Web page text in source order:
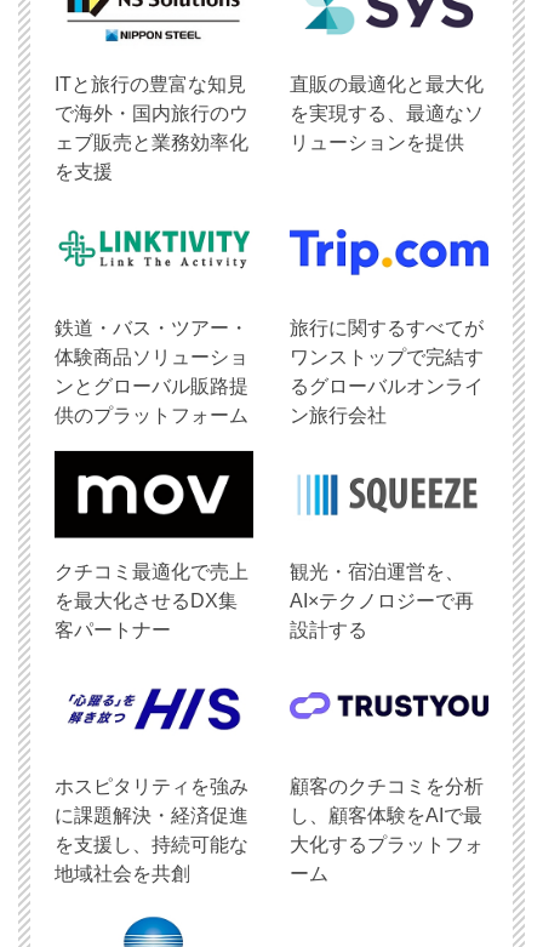
ITと旅行の豊富な知見
で海外・国内旅行のウ
ェブ販売と業務効率化
を支援
直販の最適化と最大化
を実現する、最適なソ
リューションを提供
鉄道・バス・ツアー・
体験商品ソリューショ
ンとグローバル販路提
供のプラットフォーム
旅行に関するすべてが
ワンストップで完結す
るグローバルオンライ
ン旅行会社
クチコミ最適化で売上
を最大化させるDX集
客パートナー
観光・宿泊運営を、
AI×テクノロジーで再
設計する
ホスピタリティを強み
に課題解決・経済促進
を支援し、持続可能な
地域社会を共創
顧客のクチコミを分析
し、顧客体験をAIで最
大化するプラットフォ
ーム